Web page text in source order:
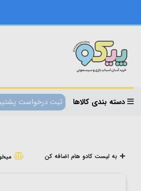
دسته بندی کالاها ثبت درخواست
به لیست کادو هام اضافه کن